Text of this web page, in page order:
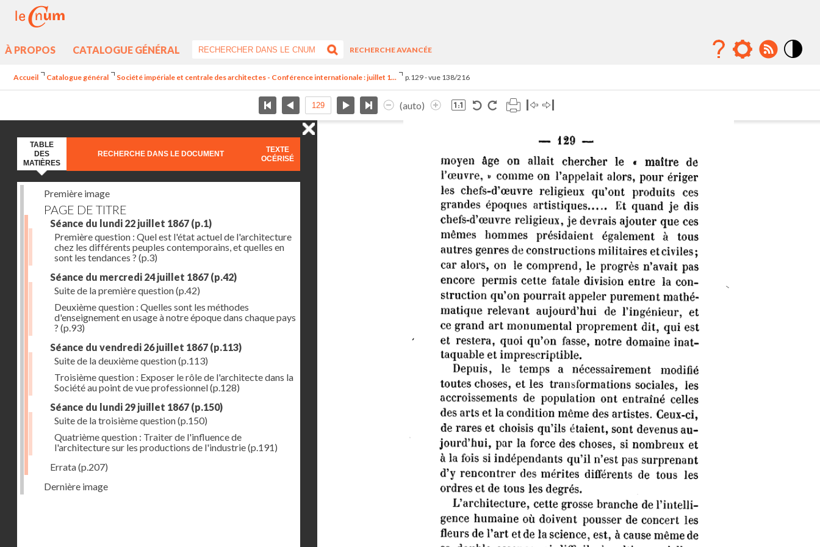
À PROPOS CATALOGUE GÉNÉRAL
RECHERCHE AVANCÉE
Accueil Catalogue général Société impériale et centrale des architectes - Conférence internationale : juillet 1... p.129 - vue 138/216
(auto)
TABLE
DES
MATIÈRES
RECHERCHE DANS LE DOCUMENT
TEXTE
OCÉRISÉ
Première image
PAGE DE TITRE
Séance du lundi 22 juillet 1867 (p.1)
Première question : Quel est l'état actuel de l'architecture
chez les différents peuples contemporains, et quelles en
sont les tendances ? (p.3)
Séance du mercredi 24 juillet 1867 (p.42)
Suite de la première question(p.42)
Deuxième question : Quelles sont les méthodes
d'enseignement en usage à notre époque dans chaque pays
? (p.93)
Séance du vendredi 26 juillet 1867 (p.113)
Suite de la deuxième question(p.113)
Troisième question : Exposer le rôle de l'architecte dans la
Société au point de vue professionnel(p.128)
Séance du lundi 29 juillet 1867 (p.150)
Suite de la troisième question(p.150)
Quatrième question : Traiter de l'influence de
l'architecture sur les productions de l'industrie(p.191)
Errata(p.207)
Dernière image